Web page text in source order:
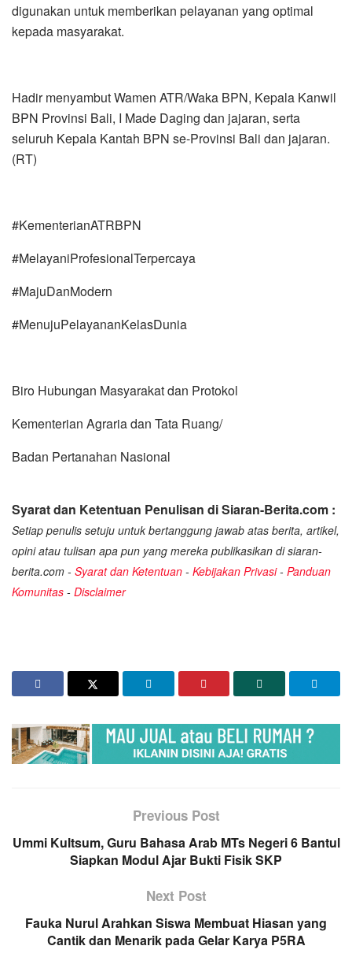
digunakan untuk memberikan pelayanan yang optimal
kepada masyarakat.
Hadir menyambut Wamen ATR/Waka BPN, Kepala Kanwil
BPN Provinsi Bali, I Made Daging dan jajaran, serta
seluruh Kepala Kantah BPN se-Provinsi Bali dan jajaran.
(RT)
#KementerianATRBPN
#MelayaniProfesionalTerpercaya
#MajuDanModern
#MenujuPelayananKelasDunia
Biro Hubungan Masyarakat dan Protokol
Kementerian Agraria dan Tata Ruang/
Badan Pertanahan Nasional
Syarat dan Ketentuan Penulisan di Siaran-Berita.com :
Setiap penulis setuju untuk bertanggung jawab atas berita, artikel,
opini atau tulisan apa pun yang mereka publikasikan di siaran-
berita.com - Syarat dan Ketentuan - Kebijakan Privasi- Panduan
Komunitas - Disclaimer
Previous Post
Ummi Kultsum, Guru Bahasa Arab MTs Negeri 6 Bantul
Siapkan Modul Ajar Bukti Fisik SKP
Next Post
Fauka Nurul Arahkan Siswa Membuat Hiasan yang
Cantik dan Menarik pada Gelar Karya P5RA